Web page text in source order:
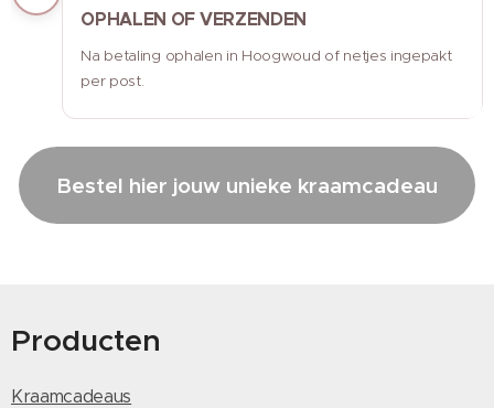
OPHALEN OF VERZENDEN
Na betaling ophalen in Hoogwoud of netjes ingepakt
per post.
Bestel hier jouw unieke kraamcadeau
Producten
Kraamcadeaus